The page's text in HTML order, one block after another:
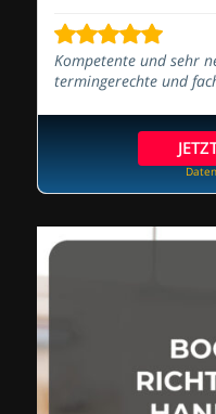
Kompetente und sehr
termingerechte und